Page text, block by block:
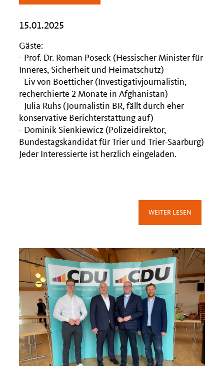
15.01.2025
Gäste:
- Prof. Dr. Roman Poseck (Hessischer Minister für
Inneres, Sicherheit und Heimatschutz)
- Liv von Boetticher (Investigativjournalistin,
recherchierte 2 Monate in Afghanistan)
- Julia Ruhs (Journalistin BR, fällt durch eher
konservative Berichterstattung auf)
- Dominik Sienkiewicz (Polizeidirektor,
Bundestagskandidat für Trier und Trier-Saarburg)
Jeder Interessierte ist herzlich eingeladen.
WEITER LESEN